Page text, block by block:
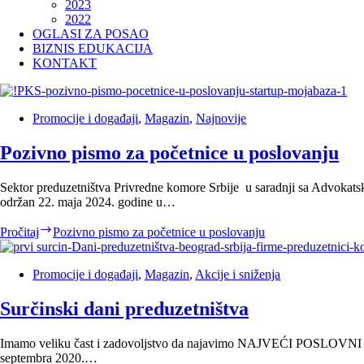
2023
2022
OGLASI ZA POSAO
BIZNIS EDUKACIJA
KONTAKT
Promocije i događaji, Magazin, Najnovije
Pozivno pismo za početnice u poslovanju
Sektor preduzetništva Privredne komore Srbije u saradnji sa
održan 22. maja 2024. godine u…
Pročitaj Pozivno pismo za početnice u poslovanju
Promocije i događaji, Magazin, Akcije i sniženja
Surčinski dani preduzetništva
Imamo veliku čast i zadovoljstvo da najavimo NAJVEĆI
septembra 2020.…